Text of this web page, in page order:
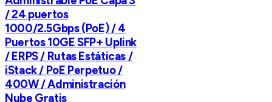
/ 24 puertos
1000/2.5Gbps (PoE) / 4
Puertos 10GE SFP+ Uplink
/ ERPS / Rutas Estáticas /
iStack / PoE Perpetuo /
400W / Administración
Nube Gratis